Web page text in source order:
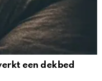
een dekbed